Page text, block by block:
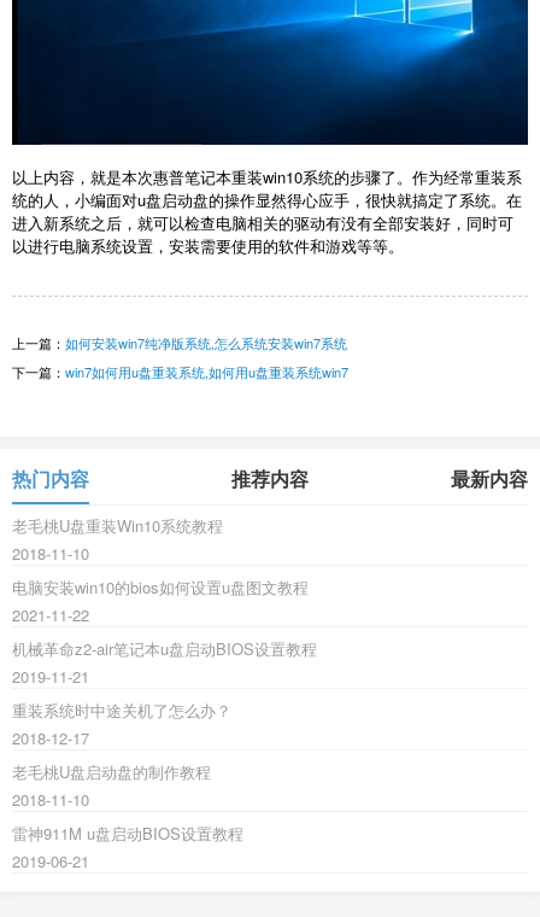
以上内容，就是本次惠普笔记本重装win10系统的步骤了。作为经常重装系
统的人，小编面对u盘启动盘的操作显然得心应手，很快就搞定了系统。在
进入新系统之后，就可以检查电脑相关的驱动有没有全部安装好，同时可
以进行电脑系统设置，安装需要使用的软件和游戏等等。
上一篇： 如何安装win7纯净版系统,怎么系统安装win7系统
下一篇： win7如何用u盘重装系统,如何用u盘重装系统win7
热门内容 推荐内容 最新内容
老毛桃U盘重装Win10系统教程
2018-11-10
电脑安装win10的bios如何设置u盘图文教程
2021-11-22
机械革命z2-air笔记本u盘启动BIOS设置教程
2019-11-21
重装系统时中途关机了怎么办？
2018-12-17
老毛桃U盘启动盘的制作教程
2018-11-10
雷神911M u盘启动BIOS设置教程
2019-06-21